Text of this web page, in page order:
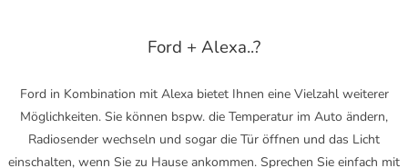
Ford + Alexa..?
Ford in Kombination mit Alexa bietet Ihnen eine Vielzahl weiterer
Möglichkeiten. Sie können bspw. die Temperatur im Auto ändern,
Radiosender wechseln und sogar die Tür öffnen und das Licht
einschalten, wenn Sie zu Hause ankommen. Sprechen Sie einfach mit